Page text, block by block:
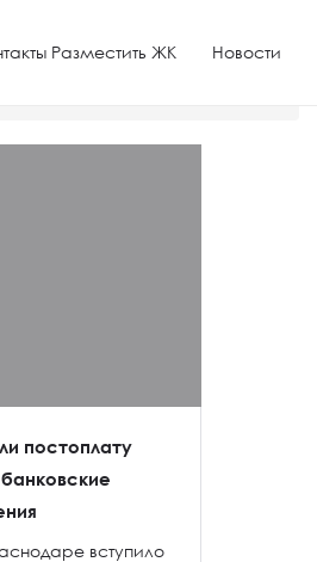
Разместить ЖК Новости
постоплату
вступило